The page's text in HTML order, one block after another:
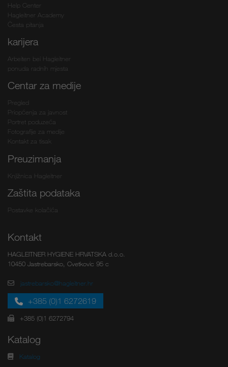
Help Center
Hagleitner Academy
Česta pitanja
karijera
Arbeiten bei Hagleitner
ponuda radnih mjesta
Centar za medije
Pregled
Priopćenja za javnost
Portret poduzeća
Fotografije za medije
Kontakt za tisak
Preuzimanja
Knjižnica Hagleitner
Zaštita podataka
Postavke kolačića
Kontakt
HAGLEITNER HYGIENE HRVATSKA d.o.o.
10450 Jastrebarsko, Cvetkovic 95 c
jastrebarsko@hagleitner.hr
+385 (0)1 6272619
+385 (0)1 6272794
Katalog
Katalog